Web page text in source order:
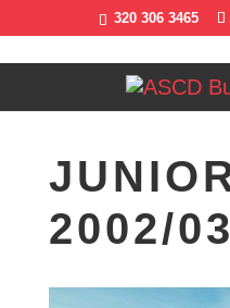
320 306 3465
2002/03